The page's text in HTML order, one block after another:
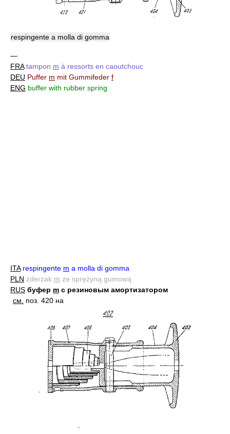
respingente a molla di gomma
—
FRA tampon m à ressorts en caoutchouc
DEU Puffer m mit Gummifeder f
ENG buffer with rubber spring
ITA respingente m a molla di gomma
PLN zderzak m ze sprężyną gumową
RUS буфер m с резиновым амортизатором
см.
поз. 420 на